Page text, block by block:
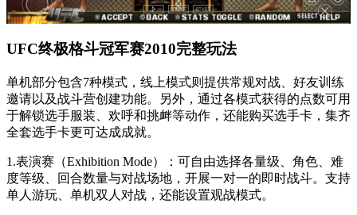
UFC终极格斗冠军赛2010完整玩法
单机部分包含7种模式，线上模式则提供常规对战、好友训练
邀请以及战斗营创建功能。另外，通过各模式获得的点数可用
于解锁选手服装、欢呼和挑衅等动作，还能购买选手卡，集齐
全套选手卡更可达成成就。
1.表演赛（Exhibition Mode）：可自由选择各量级、角色、难
度等级、回合数量与对战场地，开展一对一的即时战斗。支持
单人游玩、单机双人对战，还能设置观战模式。